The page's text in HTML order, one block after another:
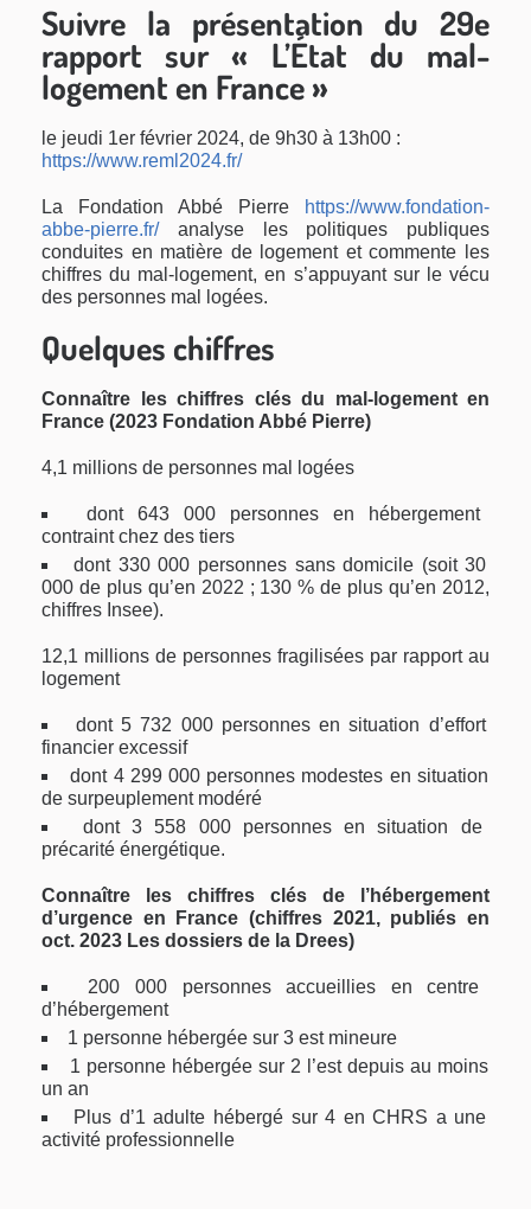
Suivre la présentation du 29e
rapport sur « L’État du mal-
logement en France »
le jeudi 1er février 2024, de 9h30 à 13h00 :
https://www.reml2024.fr/
La Fondation Abbé Pierre
https://www.fondation-
abbe-pierre.fr/analyse les politiques publiques
conduites en matière de logement et commente les
chiffres du mal-logement, en s’appuyant sur le vécu
des personnes mal logées.
Quelques chiffres
Connaître les chiffres clés du mal-logement en
France (2023 Fondation Abbé Pierre)
4,1 millions de personnes mal logées
dont 643 000 personnes en hébergement
contraint chez des tiers
dont 330 000 personnes sans domicile (soit 30
000 de plus qu’en 2022 ; 130 % de plus qu’en 2012,
chiffres Insee).
12,1 millions de personnes fragilisées par rapport au
logement
dont 5 732 000 personnes en situation d’effort
financier excessif
dont 4 299 000 personnes modestes en situation
de surpeuplement modéré
dont 3 558 000 personnes en situation de
précarité énergétique.
Connaître les chiffres clés de l’hébergement
d’urgence en France (chiffres 2021, publiés en
oct. 2023 Les dossiers de la Drees)
200 000 personnes accueillies en centre
d’hébergement
1 personne hébergée sur 3 est mineure
1 personne hébergée sur 2 l’est depuis au moins
un an
Plus d’1 adulte hébergé sur 4 en CHRS a une
activité professionnelle